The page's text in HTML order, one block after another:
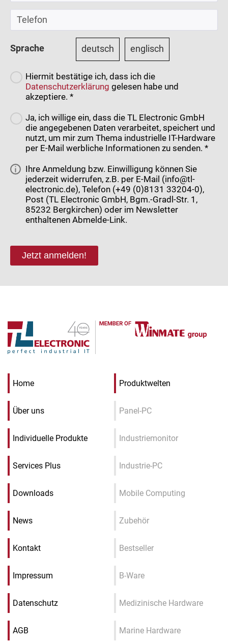
Sprache deutsch englisch
Hiermit bestätige ich, dass ich die
Datenschutzerklärung gelesen habe und
akzeptiere. *
Ja, ich willige ein, dass die TL Electronic GmbH
die angegebenen Daten verarbeitet, speichert und
nutzt, um mir zum Thema industrielle IT-Hardware
per E-Mail werbliche Informationen zu senden. *
Ihre Anmeldung bzw. Einwilligung können Sie
jederzeit widerrufen, z.B. per E-Mail (info@tl-
electronic.de), Telefon (+49 (0)8131 33204-0),
Post (TL Electronic GmbH, Bgm.-Gradl-Str. 1,
85232 Bergkirchen) oder im Newsletter
enthaltenen Abmelde-Link.
Jetzt anmelden!
Home
Über uns
Individuelle Produkte
Services Plus
Downloads
News
Kontakt
Impressum
Datenschutz
AGB
Produktwelten
Panel-PC
Industriemonitor
Industrie-PC
Mobile Computing
Zubehör
Bestseller
B-Ware
Medizinische Hardware
Marine Hardware